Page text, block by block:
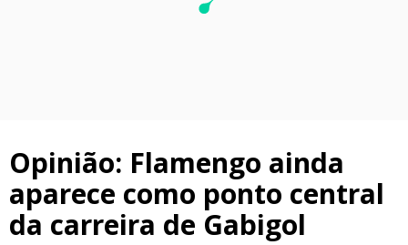
Opinião: Flamengo ainda
aparece como ponto central
da carreira de Gabigol